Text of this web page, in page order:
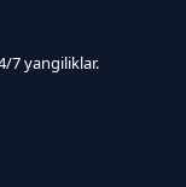
7 yangiliklar.